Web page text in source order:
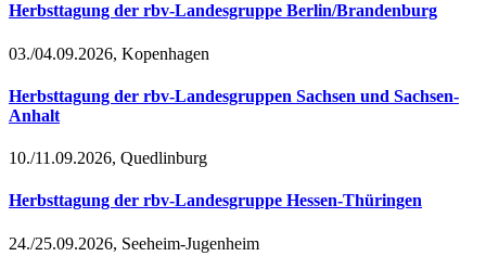
Herbsttagung der rbv-Landesgruppe Berlin/Brandenburg
03./04.09.2026, Kopenhagen
Herbsttagung der rbv-Landesgruppen Sachsen und Sachsen-
Anhalt
10./11.09.2026, Quedlinburg
Herbsttagung der rbv-Landesgruppe Hessen-Thüringen
24./25.09.2026, Seeheim-Jugenheim